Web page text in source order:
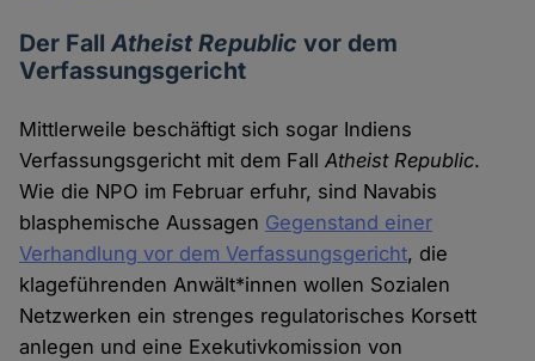
Der FallAtheist Republic vor dem
Verfassungsgericht
Mittlerweile beschäftigt sich sogar Indiens
Verfassungsgericht mit dem FallAtheist Republic.
Wie die NPO im Februar erfuhr, sind Navabis
blasphemische Aussagen Gegenstand einer
Verhandlung vor dem Verfassungsgericht, die
klageführenden Anwält*innen wollen Sozialen
Netzwerken ein strenges regulatorisches Korsett
anlegen und eine Exekutivkomission von